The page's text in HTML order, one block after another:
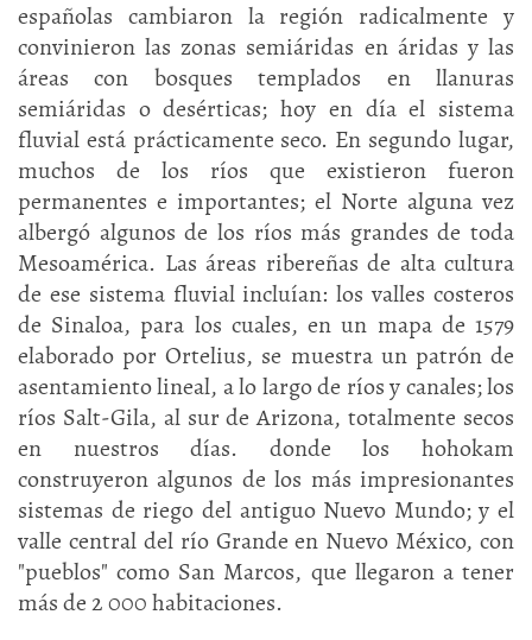
españolas cambiaron la región radicalmente y
convinieron las zonas semiáridas en áridas y las
áreas con bosques templados en llanuras
semiáridas o desérticas; hoy en día el sistema
fluvial está prácticamente seco. En segundo lugar,
muchos de los ríos que existieron fueron
permanentes e importantes; el Norte alguna vez
albergó algunos de los ríos más grandes de toda
Mesoamérica. Las áreas ribereñas de alta cultura
de ese sistema fluvial incluían: los valles costeros
de Sinaloa, para los cuales, en un mapa de 1579
elaborado por Ortelius, se muestra un patrón de
asentamiento lineal, a lo largo de ríos y canales; los
ríos Salt-Gila, al sur de Arizona, totalmente secos
en nuestros días. donde los hohokam
construyeron algunos de los más impresionantes
sistemas de riego del antiguo Nuevo Mundo; y el
valle central del río Grande en Nuevo México, con
"pueblos" como San Marcos, que llegaron a tener
más de 2 000 habitaciones.